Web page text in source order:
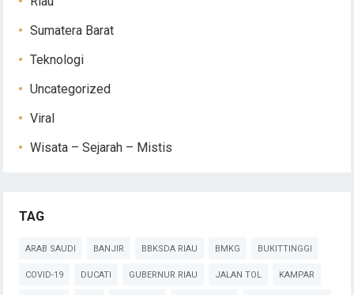
Sumatera Barat
Teknologi
Uncategorized
Viral
Wisata – Sejarah – Mistis
TAG
ARAB SAUDI BANJIR BBKSDA RIAU BMKG BUKITTINGGI
COVID-19 DUCATI GUBERNUR RIAU JALAN TOL KAMPAR